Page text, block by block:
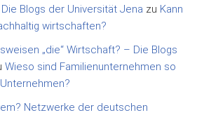
Blogs der Universität Jena zu Kann
wirtschaften?
„die“ Wirtschaft? – Die Blogs
Wieso sind Familienunternehmen so
Netzwerke der deutschen